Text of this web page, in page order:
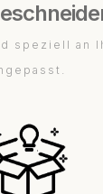
speziell an